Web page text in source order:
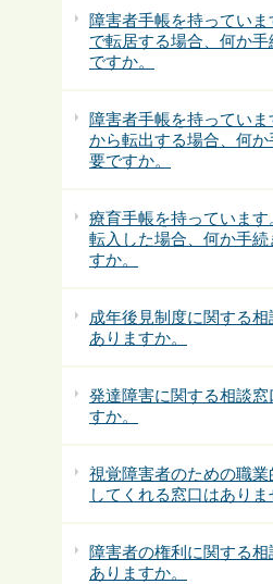
障害者手帳を持ってい
で転居する場合、何か
ですか。
障害者手帳を持ってい
から転出する場合、何
要ですか。
療育手帳を持っています
転入した場合、何か手
すか。
成年後見制度に関する相
ありますか。
発達障害に関する相談窓
すか。
視覚障害者のための職業
してくれる窓口はありま
障害者の権利に関する相
ありますか。